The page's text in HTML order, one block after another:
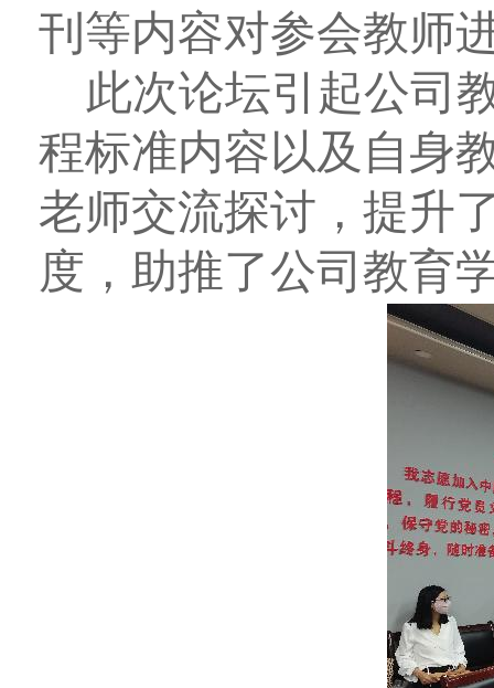
刊等内容对参会教师
此次论坛引起公司
程标准内容以及自身
老师交流探讨，提升
度，助推了公司教育